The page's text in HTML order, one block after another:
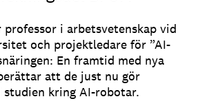
i arbetsvetenskap vid
och projektledare för ”AI-
En framtid med nya
att de just nu gör
kring AI-robotar.